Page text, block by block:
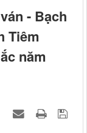
- Bạch
Tiêm
năm